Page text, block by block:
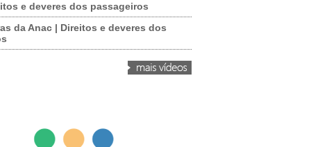
e deveres dos passageiros
da Anac | Direitos e deveres dos